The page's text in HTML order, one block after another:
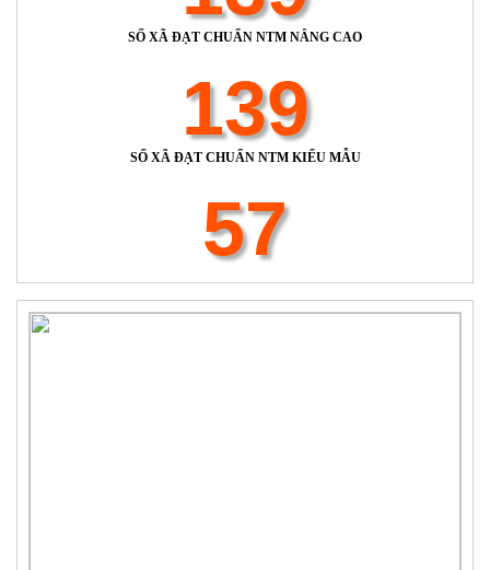
SỐ XÃ ĐẠT CHUẨN NTM NÂNG CAO
139
SỐ XÃ ĐẠT CHUẨN NTM KIỂU MẪU
57